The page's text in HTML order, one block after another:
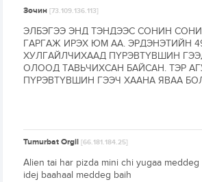
Зочин[73.109.136.113]
ЭЛБЭГЭЭ ЭНД ТЭНДЭЭС СОНИН
ГАРГАЖ ИРЭХ ЮМ АА. ЭРДЭНЭТИЙН
ХУЛГАЙЛЧИХААД ПҮРЭВТҮВШИН
ОЛООД ТАВЬЧИХСАН БАЙСАН. ТЭР
ПҮРЭВТҮВШИН ГЭЭЧ ХААНА ЯВАА
Tumurbat Orgil[66.181.184.25]
Alien tai har pizda mini chi yugaa
idej baahaal meddeg baih